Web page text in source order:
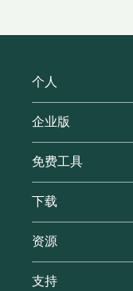
个人
高级版
价格
表单填写器
推荐计划
教育优惠
军人优惠
企业版
企业功能
优势
支持
免费工具
密码生成器
我的密码有多安全？
我被黑客攻击了吗？
下载
浏览器
Mac
资源
安全
支持